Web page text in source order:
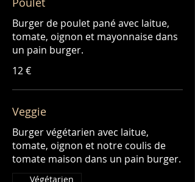
Burger de poulet pané avec laitue,
tomate, oignon et mayonnaise dans
12 €
Veggie
Burger végétarien avec laitue,
tomate, oignon et notre coulis de
tomate maison dans un pain burger.
Végétarien